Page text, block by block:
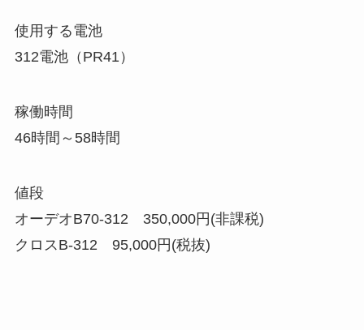
使用する電池
312電池（PR41）
稼働時間
46時間～58時間
値段
オーデオB70-312 350,000円(非課税)
クロスB-312 95,000円(税抜)